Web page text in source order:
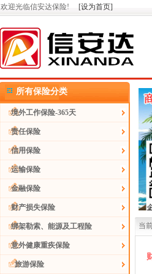
欢迎光临信安达保险! [设为首页]
所有保险分类
境外工作保险-365天
责任保险
信用保险
运输保险
金融保险
财产损失保险
绑架勒索、能源及工程险
意外健康重疾保险
旅游保险
当